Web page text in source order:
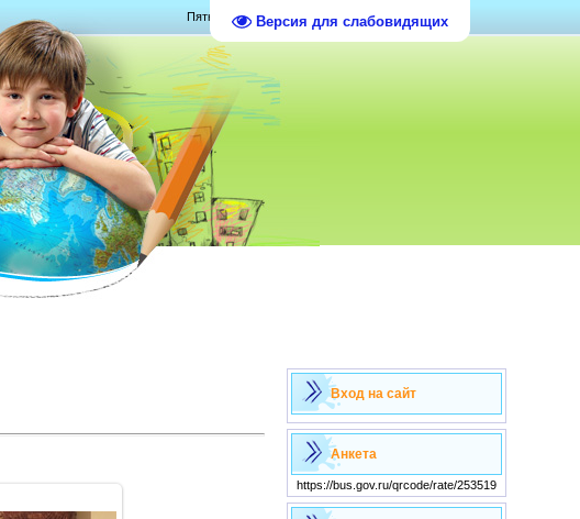
Версия для слабовидящих
Пятница, 07.08.2026, 18:43
Вход на сайт
Анкета
https://bus.gov.ru/qrcode/rate/253519